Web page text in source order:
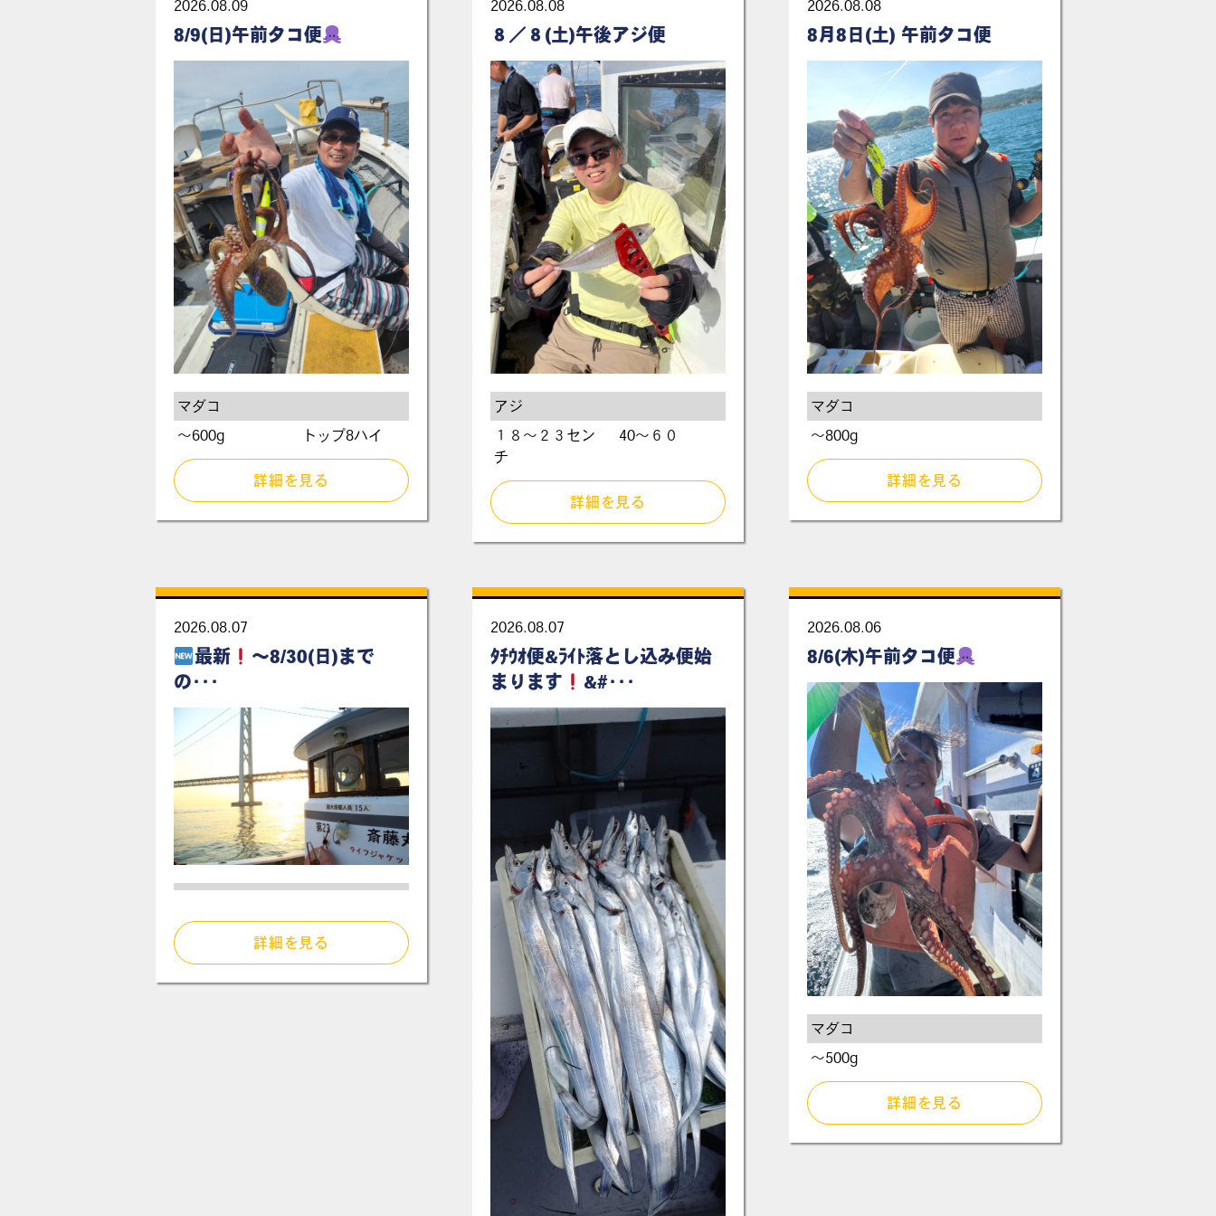
2026.08.09
8/9(日)午前タコ便
マダコ
～600g
トップ8ハイ
詳細を見る
2026.08.08
８／８(土)午後アジ便
アジ
１８〜２３セン
チ
40〜６０
詳細を見る
2026.08.08
8月8日(土) 午前タコ便
マダコ
～800g
詳細を見る
2026.08.07
最新
～8/30(日)まで
の･･･
詳細を見る
2026.08.07
ﾀﾁｳｵ便&ﾗｲﾄ落とし込み便始
まります
&#･･･
2026.08.06
8/6(木)午前タコ便
マダコ
～500g
詳細を見る